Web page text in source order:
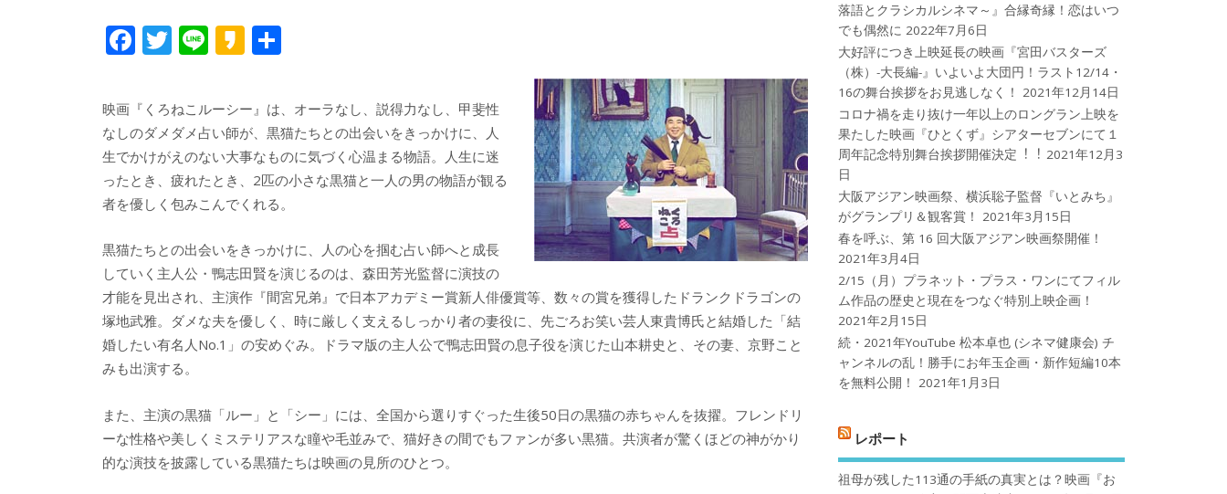
F
e
b
o
o
k
T
itt
er
Li
e
K
k
a
o
映画『くろねこルーシー』は、オーラなし、説得力なし、甲斐性
なしのダメダメ占い師が、黒猫たちとの出会いをきっかけに、人
生でかけがえのない大事なものに気づく心温まる物語。人生に迷
ったとき、疲れたとき、2匹の小さな黒猫と一人の男の物語が観る
者を優しく包みこんでくれる。
黒猫たちとの出会いをきっかけに、人の心を掴む占い師へと成長
していく主人公・鴨志田賢を演じるのは、森田芳光監督に演技の
才能を見出され、主演作『間宮兄弟』で日本アカデミー賞新人俳優賞等、数々の賞を獲得したドランクドラゴンの
塚地武雅。ダメな夫を優しく、時に厳しく支えるしっかり者の妻役に、先ごろお笑い芸人東貴博氏と結婚した「結
婚したい有名人No.1」の安めぐみ。ドラマ版の主人公で鴨志田賢の息子役を演じた山本耕史と、その妻、京野こと
みも出演する。
また、主演の黒猫「ルー」と「シー」には、全国から選りすぐった生後50日の黒猫の赤ちゃんを抜擢。フレンドリ
ーな性格や美しくミステリアスな瞳や毛並みで、猫好きの間でもファンが多い黒猫。共演者が驚くほどの神がかり
的な演技を披露している黒猫たちは映画の見所のひとつ。
落語とクラシカルシネマ～』合縁奇縁！恋はいつ
でも偶然に 2022年7月6日
大好評につき上映延長の映画『宮田バスターズ
（株）-大長編-』いよいよ大団円！ラスト12/14・
16の舞台挨拶をお見逃しなく！
2021年12月14日
コロナ禍を⾛り抜け⼀年以上のロングラン上映を
果たした映画『ひとくず』シアターセブンにて１
周年記念特別舞台挨拶開催決定︕︕ 2021年12月3
日
大阪アジアン映画祭、横浜聡子監督『いとみち』
がグランプリ＆観客賞！
2021年3月15日
春を呼ぶ、第 16 回大阪アジアン映画祭開催！
2021年3月4日
2/15（月）プラネット・プラス・ワンにてフィル
ム作品の歴史と現在をつなぐ特別上映企画！
2021年2月15日
続・2021年YouTube 松本卓也 (シネマ健康会) チ
ャンネルの乱！勝手にお年玉企画・新作短編10本
を無料公開！
2021年1月3日
レポート
祖母が残した113通の手紙の真実とは？映画『お